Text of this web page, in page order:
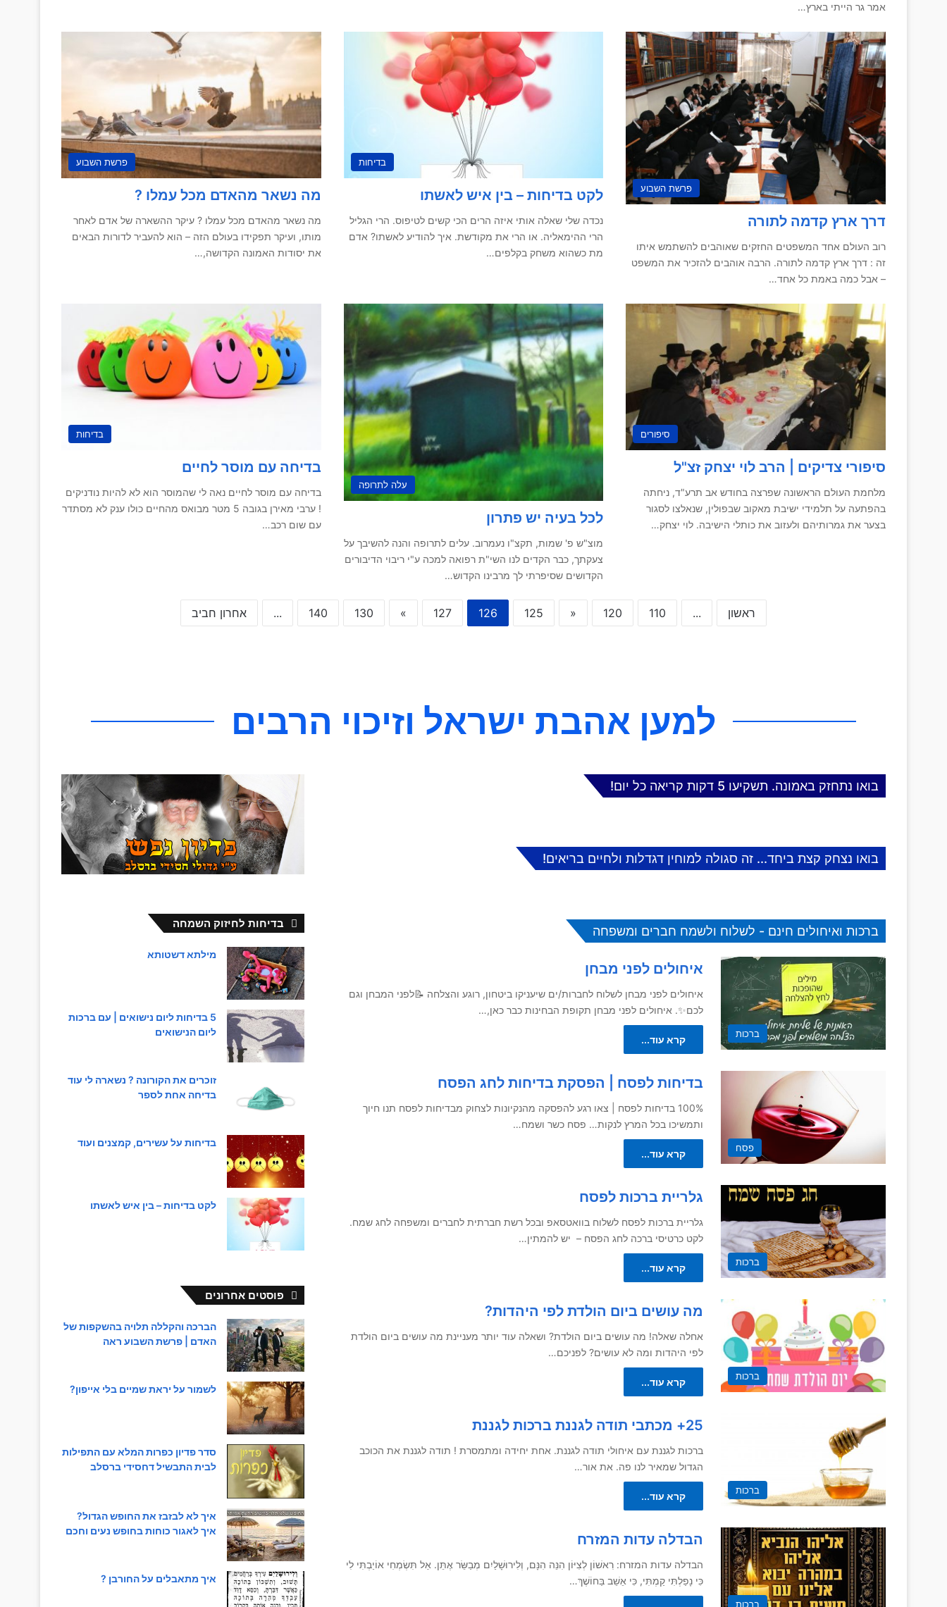
אמר גר הייתי בארץ…
פרשת השבוע
דרך ארץ קדמה לתורה
רוב העולם אחד המשפטים החזקים שאוהבים להשתמש איתו
זה : דרך ארץ קדמה לתורה. הרבה אוהבים להזכיר את המשפט
– אבל כמה באמת כל אחד…
בדיחות
לקט בדיחות – בין איש לאשתו
נכדה שלי שאלה אותי איזה הרים הכי קשים לטיפוס. הרי הגליל
הרי ההימאליה. או הרי את מקודשת. איך להודיע לאשתו? אדם
מת כשהוא משחק בקלפים…
פרשת השבוע
מה נשאר מהאדם מכל עמלו ?
מה נשאר מהאדם מכל עמלו ? עיקר ההשארה של אדם לאחר
מותו, ועיקר תפקידו בעולם הזה – הוא להעביר לדורות הבאים
את יסודות האמונה הקדושה,…
סיפורים
סיפורי צדיקים | הרב לוי יצחק זצ"ל
מלחמת העולם הראשונה שפרצה בחודש אב תרע"ד, ניחתה
בהפתעה על תלמידי ישיבת מאקוב שבפולין, שנאלצו לסגור
בצער את גמרותיהם ולעזוב את כותלי הישיבה. לוי יצחק…
עלה לתרופה
לכל בעיה יש פתרון
מוצ"ש פ' שמות, תקצ"ו נעמרוב. עלים לתרופה והנה להשיבך על
צעקתך, כבר הקדים לנו השי"ת רפואה למכה ע"י ריבוי הדיבורים
הקדושים שסיפרתי לך מרבינו הקדוש…
בדיחות
בדיחה עם מוסר לחיים
בדיחה עם מוסר לחיים נאה לי שהמוסר הוא לא להיות נודניקים
! ערבי מאירן בגובה 5 מטר מבואס מהחיים כולו ענק לא מסתדר
עם שום רכב…
ראשון ...
110
120
«
125
126
127
»
130
140
... אחרון חביב
למען אהבת ישראל וזיכוי הרבים
בואו נתחזק באמונה. תשקיעו 5 דקות קריאה כל יום!
בואו נצחק קצת ביחד... זה סגולה למוחין דגדלות ולחיים בריאים!
ברכות ואיחולים חינם - לשלוח ולשמח חברים ומשפחה
ברכות
איחולים לפני מבחן
איחולים לפני מבחן לשלוח לחברות/ים שיעניקו ביטחון, רוגע והצלחה 📝לפני המבחן וגם
לכם✨. איחולים לפני מבחן תקופת הבחינות כבר כאן,…
קרא עוד...
פסח
בדיחות לפסח | הפסקת בדיחות לחג הפסח
100% בדיחות לפסח | צאו רגע להפסקה מהנקיונות לצחוק מבדיחות לפסח תנו חיוך
ותמשיכו בכל המרץ לנקות… פסח כשר ושמח…
קרא עוד...
ברכות
גלריית ברכות לפסח
גלריית ברכות לפסח לשלוח בוואטסאפ ובכל רשת חברתית לחברים ומשפחה לחג שמח.
לקט כרטיסי ברכה לחג הפסח – יש להמתין…
קרא עוד...
ברכות
מה עושים ביום הולדת לפי היהדות?
אחלה שאלה! מה עושים ביום הולדת? ושאלה עוד יותר מעניינת מה עושים ביום הולדת
לפי היהדות ומה לא עושים? לפניכם…
קרא עוד...
ברכות
25+ מכתבי תודה לגננת ברכות לגננת
ברכות לגננת עם איחולי תודה לגננת. אחת יחידה ומתמסרת ! תודה לגננת את הכוכב
הגדול שמאיר לנו פה. את אור…
קרא עוד...
ברכות
הבדלה עדות המזרח
הבדלה עדות המזרח: רִאשׁוֹן לְצִיּוֹן הִנֵּה הִנָּם, וְלִירוּשָׁלַיִם מְבַשֵּׂר אֶתֵּן. אַל תִּשְׂמְחִי אוֹיַבְתִּי לִי
כִּי נָפַלְתִּי קַמְתִּי, כִּי אֵשֵׁב בַּחוֹשֶׁךְ…
בדיחות לחיזוק השמחה
מילתא דשטותא
5 בדיחות ליום נישואים | עם ברכות
ליום הנישואים
זוכרים את הקורונה ? נשארה לי עוד
בדיחה אחת לספר
בדיחות על עשירים, קמצנים ועוד
לקט בדיחות – בין איש לאשתו
פוסטים אחרונים
הברכה והקללה תלויה בהשקפות של
האדם | פרשת השבוע ראה
לשמור על יראת שמיים בלי אייפון?
סדר פדיון כפרות המלא עם התפילות
לבית התבשיל דחסידי ברסלב
איך לא לבזבז את החופש הגדול?
איך לאגור כוחות בחופש נעים וחכם
איך מתאבלים על החורבן ?